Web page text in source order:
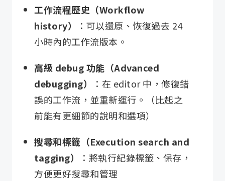
工作流程歷史（Workflow
history）
：可以還原、恢復過去 24
小時內的工作流版本。
高級 debug 功能（Advanced
debugging）
：在 editor 中，修復錯
誤的工作流，並重新運行。（比起之
前能有更細節的說明和選項）
搜尋和標籤（Execution search and
tagging）
：將執行紀錄標籤、保存，
方便更好搜尋和管理